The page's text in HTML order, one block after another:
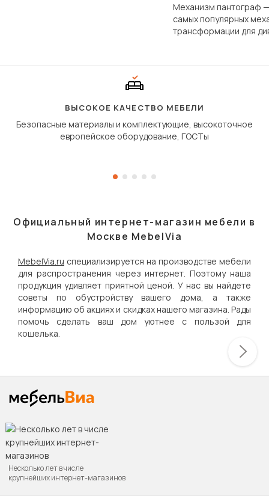
Механизм пантограф
самых популярных
трансформации для
сиденье не
дугообразной
ВЫСОКОЕ КАЧЕСТВО МЕБЕЛИ
Безопасные материалы и комплектующие, высокоточное
европейское оборудование, ГОСТы
Официальный интернет-магазин мебели в
Москве MebelVia
MebelVia.ru специализируется на производстве мебели
для распространения через интернет. Поэтому наша
продукция удивляет приятной ценой. У нас вы найдете
советы по обустройству вашего дома, а также
информацию об акциях и скидках нашего магазина. Рады
помочь сделать ваш дом уютнее с пользой для
кошелька.
Несколько лет в числе
крупнейших интернет-магазинов